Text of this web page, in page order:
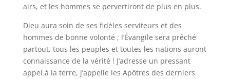
airs, et les hommes se pervertiront de plus en plus.
Dieu aura soin de ses fidèles serviteurs et des
hommes de bonne volonté ; l’Évangile sera prêché
partout, tous les peuples et toutes les nations auront
connaissance de la vérité ! J’adresse un pressant
appel à la terre, j’appelle les Apôtres des derniers